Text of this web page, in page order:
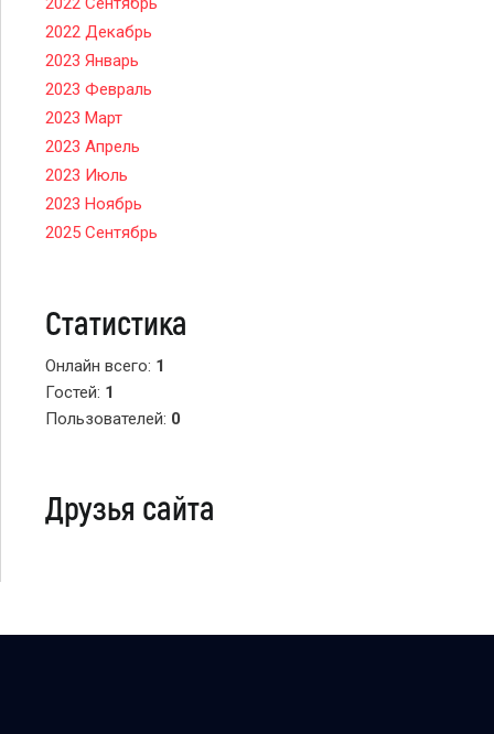
2022 Декабрь
2023 Январь
2023 Февраль
2023 Март
2023 Апрель
2023 Июль
2023 Ноябрь
2025 Сентябрь
Статистика
Онлайн всего: 1
Гостей: 1
Пользователей: 0
Друзья сайта